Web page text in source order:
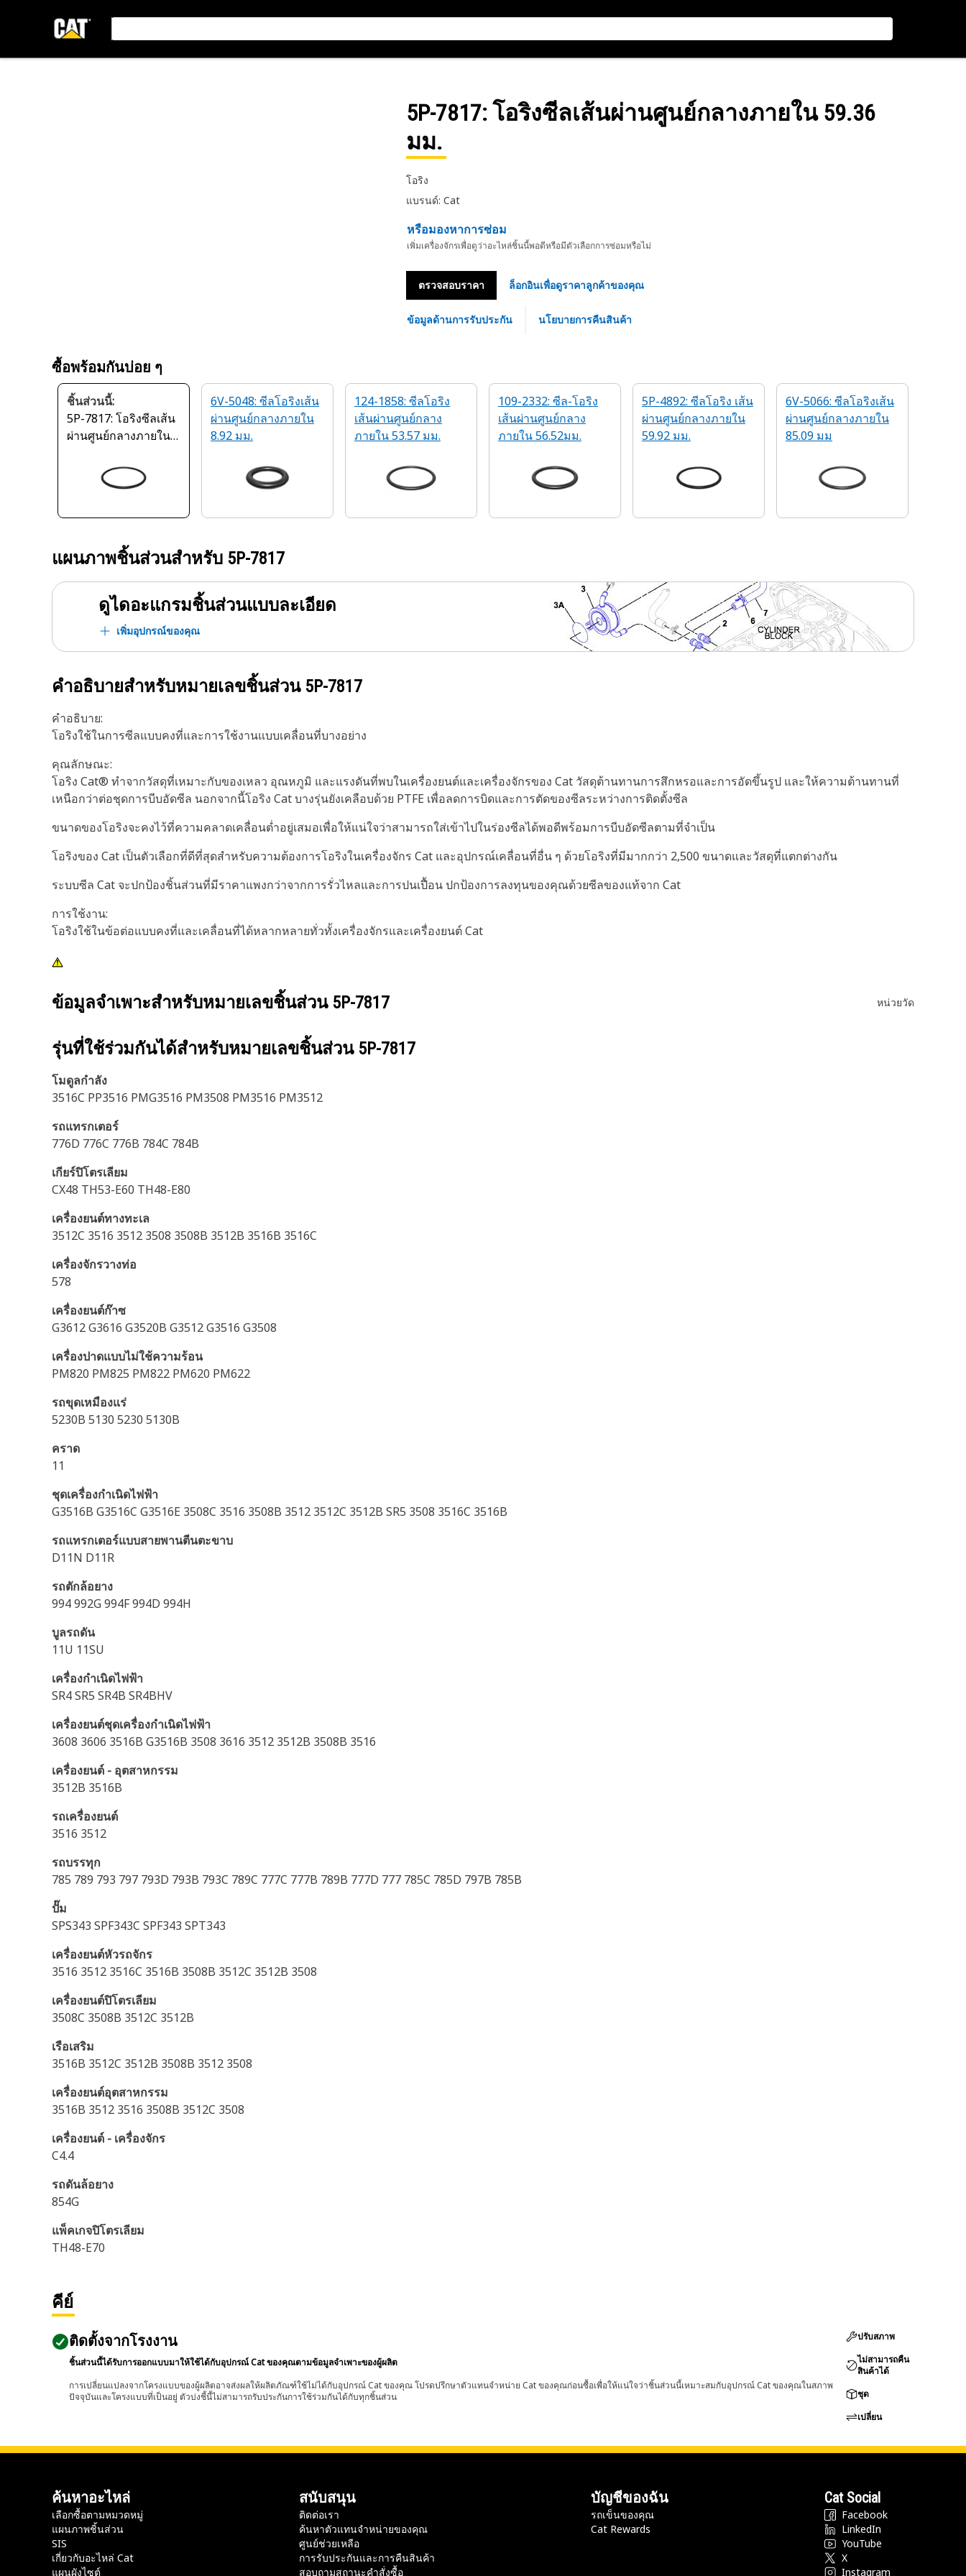
5P-7817: โอริงซีลเส้นผ่านศูนย์กลางภายใน 59.36
มม.
โอริง
แบรนด์: Cat
หรือมองหาการซ่อม
เพิ่มเครื่องจักรเพื่อดูว่าอะไหล่ชิ้นนี้พอดีหรือมีตัวเลือกการซ่อมหรือไม่
ตรวจสอบราคา ล็อกอินเพื่อดูราคาลูกค้าของคุณ
ข้อมูลด้านการรับประกัน นโยบายการคืนสินค้า
ซื้อพร้อมกันบ่อย ๆ
ชิ้นส่วนนี้:
5P-7817: โอริงซีลเส้น
ผ่านศูนย์กลางภายใน
6V-5048: ซีลโอริงเส้น
ผ่านศูนย์กลางภายใน
8.92 มม.
124-1858: ซีลโอริง
เส้นผ่านศูนย์กลาง
ภายใน 53.57 มม.
109-2332: ซีล-โอริง
เส้นผ่านศูนย์กลาง
ภายใน 56.52มม.
5P-4892: ซีลโอริง เส้น
ผ่านศูนย์กลางภายใน
59.92 มม.
6V-5066: ซีลโอริงเส้น
ผ่านศูนย์กลางภายใน
85.09 มม
แผนภาพชิ้นส่วนสำหรับ 5P-7817
ดูไดอะแกรมชิ้นส่วนแบบละเอียด
เพิ่มอุปกรณ์ของคุณ
คำอธิบายสำหรับหมายเลขชิ้นส่วน 5P-7817
คำอธิบาย:
โอริงใช้ในการซีลแบบคงที่และการใช้งานแบบเคลื่อนที่บางอย่าง
คุณลักษณะ:
โอริง Cat® ทำจากวัสดุที่เหมาะกับของเหลว อุณหภูมิ และแรงดันที่พบในเครื่องยนต์และเครื่องจักรของ Cat วัสดุต้านทานการสึกหรอและการอัดขึ้นรูป และให้ความต้านทานที่
เหนือกว่าต่อชุดการบีบอัดซีล นอกจากนี้โอริง Cat บางรุ่นยังเคลือบด้วย PTFE เพื่อลดการบิดและการตัดของซีลระหว่างการติดตั้งซีล
ขนาดของโอริงจะคงไว้ที่ความคลาดเคลื่อนต่ำอยู่เสมอเพื่อให้แน่ใจว่าสามารถใส่เข้าไปในร่องซีลได้พอดีพร้อมการบีบอัดซีลตามที่จำเป็น
โอริงของ Cat เป็นตัวเลือกที่ดีที่สุดสำหรับความต้องการโอริงในเครื่องจักร Cat และอุปกรณ์เคลื่อนที่อื่น ๆ ด้วยโอริงที่มีมากกว่า 2,500 ขนาดและวัสดุที่แตกต่างกัน
ระบบซีล Cat จะปกป้องชิ้นส่วนที่มีราคาแพงกว่าจากการรั่วไหลและการปนเปื้อน ปกป้องการลงทุนของคุณด้วยซีลของแท้จาก Cat
การใช้งาน:
โอริงใช้ในข้อต่อแบบคงที่และเคลื่อนที่ได้หลากหลายทั่วทั้งเครื่องจักรและเครื่องยนต์ Cat
ข้อมูลจำเพาะสำหรับหมายเลขชิ้นส่วน 5P-7817 หน่วยวัด
รุ่นที่ใช้ร่วมกันได้สำหรับหมายเลขชิ้นส่วน 5P-7817
โมดูลกำลัง
3516C PP3516 PMG3516 PM3508 PM3516 PM3512
รถแทรกเตอร์
776D 776C 776B 784C 784B
เกียร์ปิโตรเลียม
CX48 TH53-E60 TH48-E80
เครื่องยนต์ทางทะเล
3512C 3516 3512 3508 3508B 3512B 3516B 3516C
เครื่องจักรวางท่อ
578
เครื่องยนต์ก๊าซ
G3612 G3616 G3520B G3512 G3516 G3508
เครื่องปาดแบบไม่ใช้ความร้อน
PM820 PM825 PM822 PM620 PM622
รถขุดเหมืองแร่
5230B 5130 5230 5130B
คราด
11
ชุดเครื่องกำเนิดไฟฟ้า
G3516B G3516C G3516E 3508C 3516 3508B 3512 3512C 3512B SR5 3508 3516C 3516B
รถแทรกเตอร์แบบสายพานตีนตะขาบ
D11N D11R
รถตักล้อยาง
994 992G 994F 994D 994H
บูลรถดัน
11U 11SU
เครื่องกำเนิดไฟฟ้า
SR4 SR5 SR4B SR4BHV
เครื่องยนต์ชุดเครื่องกำเนิดไฟฟ้า
3608 3606 3516B G3516B 3508 3616 3512 3512B 3508B 3516
เครื่องยนต์ - อุตสาหกรรม
3512B 3516B
รถเครื่องยนต์
3516 3512
รถบรรทุก
785 789 793 797 793D 793B 793C 789C 777C 777B 789B 777D 777 785C 785D 797B 785B
ปั๊ม
SPS343 SPF343C SPF343 SPT343
เครื่องยนต์หัวรถจักร
3516 3512 3516C 3516B 3508B 3512C 3512B 3508
เครื่องยนต์ปิโตรเลียม
3508C 3508B 3512C 3512B
เรือเสริม
3516B 3512C 3512B 3508B 3512 3508
เครื่องยนต์อุตสาหกรรม
3516B 3512 3516 3508B 3512C 3508
เครื่องยนต์ - เครื่องจักร
C4.4
รถดันล้อยาง
854G
แพ็คเกจปิโตรเลียม
TH48-E70
คีย์
ติดตั้งจากโรงงาน
ชิ้นส่วนนี้ได้รับการออกแบบมาให้ใช้ได้กับอุปกรณ์ Cat ของคุณตามข้อมูลจำเพาะของผู้ผลิต
การเปลี่ยนแปลงจากโครงแบบของผู้ผลิตอาจส่งผลให้ผลิตภัณฑ์ใช้ไม่ได้กับอุปกรณ์ Cat ของคุณ โปรดปรึกษาตัวแทนจำหน่าย Cat ของคุณก่อนซื้อเพื่อให้แน่ใจว่าชิ้นส่วนนี้เหมาะสมกับอุปกรณ์ Cat ของคุณในสภาพ
ปัจจุบันและโครงแบบที่เป็นอยู่ ตัวบ่งชี้นี้ไม่สามารถรับประกันการใช้ร่วมกันได้กับทุกชิ้นส่วน
ปรับสภาพ
ไม่สามารถคืน
สินค้าได้
ชุด
เปลี่ยน
ค้นหาอะไหล่
เลือกซื้อตามหมวดหมู่
แผนภาพชิ้นส่วน
SIS
เกี่ยวกับอะไหล่ Cat
แผนผังไซต์
สนับสนุน
ติดต่อเรา
ค้นหาตัวแทนจำหน่ายของคุณ
ศูนย์ช่วยเหลือ
การรับประกันและการคืนสินค้า
สอบถามสถานะคำสั่งซื้อ
บัญชีของฉัน
รถเข็นของคุณ
Cat Rewards
Cat Social
Facebook
LinkedIn
YouTube
X
Instagram